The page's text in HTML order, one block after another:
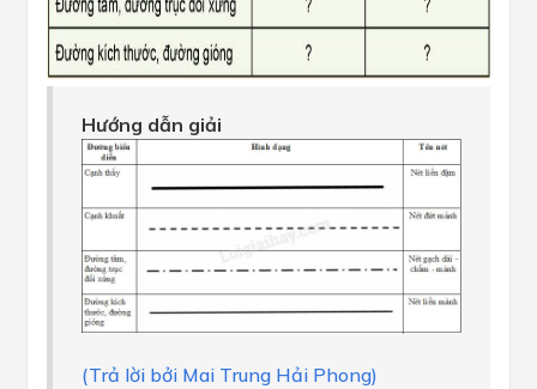
Hướng dẫn giải
(Trả lời bởi Mai Trung Hải Phong)